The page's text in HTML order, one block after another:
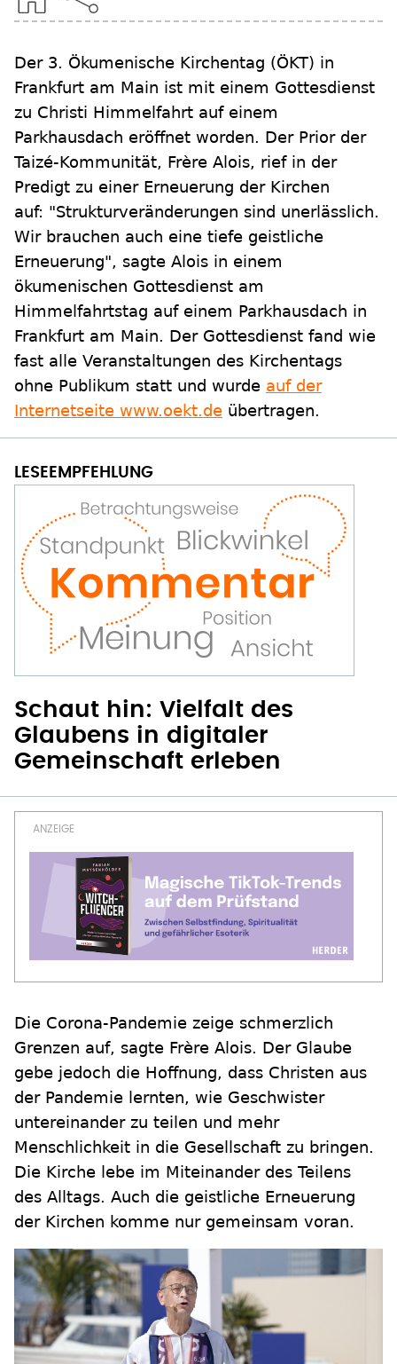
Der 3. Ökumenische Kirchentag (ÖKT) in
Frankfurt am Main ist mit einem Gottesdienst
zu Christi Himmelfahrt auf einem
Parkhausdach eröffnet worden. Der Prior der
Taizé-Kommunität, Frère Alois, rief in der
Predigt zu einer Erneuerung der Kirchen
auf: "Strukturveränderungen sind unerlässlich.
Wir brauchen auch eine tiefe geistliche
Erneuerung", sagte Alois in einem
ökumenischen Gottesdienst am
Himmelfahrtstag auf einem Parkhausdach in
Frankfurt am Main. Der Gottesdienst fand wie
fast alle Veranstaltungen des Kirchentags
ohne Publikum statt und wurde auf der
Internetseite www.oekt.de übertragen.
Schaut hin: Vielfalt des
Glaubens in digitaler
Gemeinschaft erleben
Die Corona-Pandemie zeige schmerzlich
Grenzen auf, sagte Frère Alois. Der Glaube
gebe jedoch die Hoffnung, dass Christen aus
der Pandemie lernten, wie Geschwister
untereinander zu teilen und mehr
Menschlichkeit in die Gesellschaft zu bringen.
Die Kirche lebe im Miteinander des Teilens
des Alltags. Auch die geistliche Erneuerung
der Kirchen komme nur gemeinsam voran.